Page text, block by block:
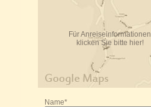
Für Anreiseinformationen
klicken Sie bitte hier!
Name*